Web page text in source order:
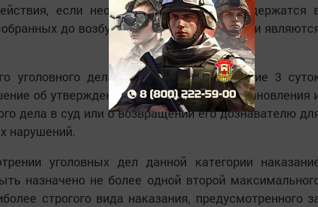
если необходимые сведения содержатся
до возбуждения уголовного дела и
уголовного дела прокурору, он в течение 3
об утверждении обвинительного постановления
дела в суд или о возвращении его дознавателю
нарушений.
уголовных дел данной категории
назначено не более одной второй
строгого вида наказания, предусмотренного